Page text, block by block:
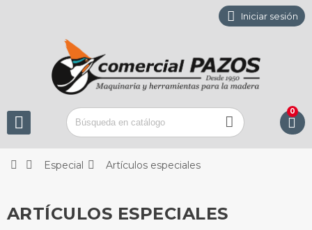
 Iniciar sesión
  
0
  Especial  Artículos especiales
ARTÍCULOS ESPECIALES